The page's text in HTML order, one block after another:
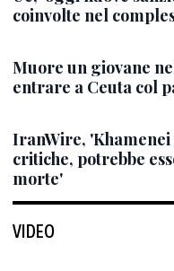
coinvolte nel
Muore un giovane
entrare a Ceuta col
IranWire,
critiche, potrebbe
morte'
VIDEO